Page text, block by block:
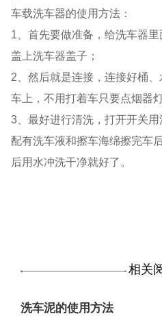
车载洗车器的使用方法：
1、首先要做准备，给洗车器
盖上洗车器盖子；
2、然后就是连接，连接好桶
车上，不用打着车只要点烟器
3、最好进行清洗，打开开关
配有洗车液和擦车海绵擦完车
后用水冲洗干净就好了。
相关
洗车泥的使用方法